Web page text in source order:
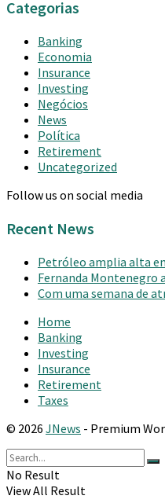
Categorias
Banking
Economia
Insurance
Investing
Negócios
News
Política
Retirement
Uncategorized
Follow us on social media
Recent News
Petróleo amplia alta
Fernanda Montenegro
Com uma semana de
Home
Banking
Investing
Insurance
Retirement
Taxes
© 2026 JNews - Premium
No Result
View All Result